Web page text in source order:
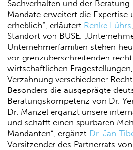
Sachverhalten und der
Mandate erweitert die Expertise
erheblich“, erläutert Renke Lührs
Standort von BUSE.
Unternehmerfamilien stehen
vor grenzüberschreitenden
wirtschaftlichen
Verzahnung verschiedener
Besonders die ausgeprägte
Beratungskompetenz von Dr.
Dr. Manzel ergänzt unsere
und schafft einen spürbaren
Mandanten“, ergänzt Dr. Jan
Vorsitzender des Partnerrats von